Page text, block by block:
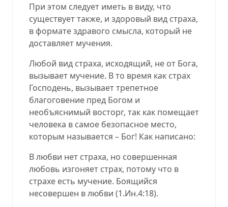
При этом следует иметь в виду, что
существует также, и здоровый вид страха,
в формате здравого смысла, который не
доставляет мучения.
Любой вид страха, исходящий, не от Бога,
вызывает мучение. В то время как страх
Господень, вызывает трепетное
благоговение пред Богом и
необъяснимый восторг, так как помещает
человека в самое безопасное место,
которым называется – Бог! Как написано:
В любви нет страха, но совершенная
любовь изгоняет страх, потому что в
страхе есть мучение. Боящийся
несовершен в любви (1.Ин.4:18).